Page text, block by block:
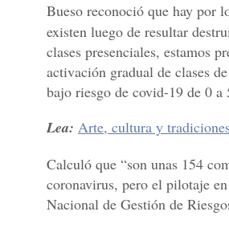
Bueso reconoció que hay por
existen luego de resultar
clases presenciales, estamos
activación gradual de clases
bajo riesgo de covid-19 de 0 a
Lea: Arte, cultura y
Calculó que “son unas 154
coronavirus, pero el pilotaje
Nacional de Gestión de